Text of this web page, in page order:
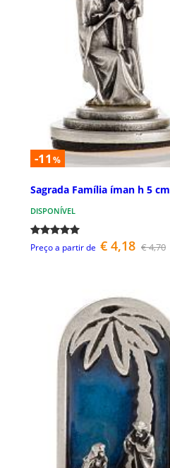
-11 %
Sagrada Família íman h 5 cm
DISPONÍVEL
Preço a partir de € 4,18 € 4,70